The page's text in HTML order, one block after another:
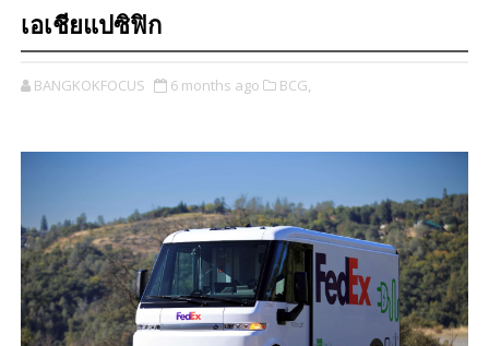
เอเชียแปซิฟิก
BANGKOKFOCUS 6 months ago BCG,